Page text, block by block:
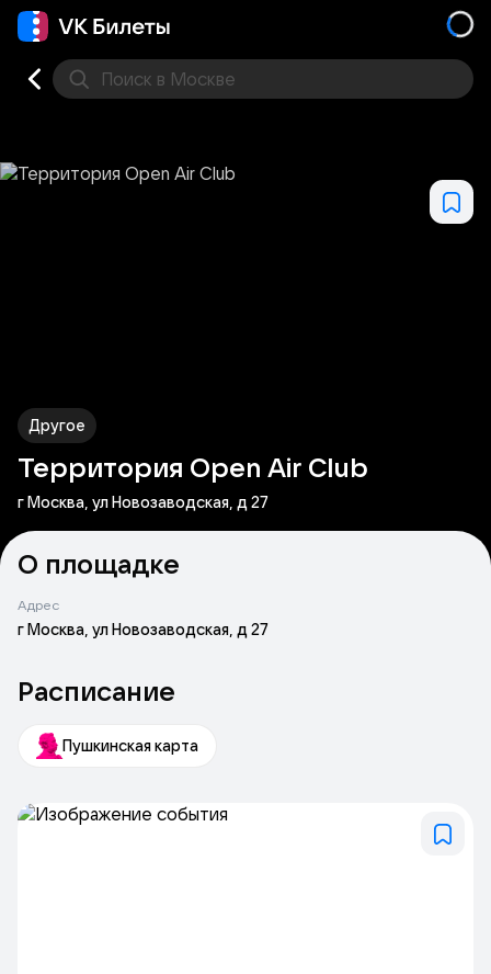
Поиск в Москве
Другое
Территория Open Air Club
г Москва, ул Новозаводская, д 27
О площадке
Адрес
г Москва, ул Новозаводская, д 27
Расписание
Пушкинская карта